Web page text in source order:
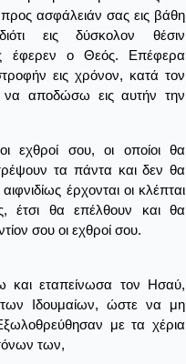
προς ασφάλειάν σας εις βάθη
εις δύσκολον θέσιν
έφερεν ο Θεός. Επέφερα
εις χρόνον, κατά τον
να αποδώσω εις αυτήν την
εχθροί σου, οι οποίοι θα
τα πάντα και δεν θα
έρχονται οι κλέπται
έτσι θα επέλθουν και θα
σου οι εχθροί σου.
εταπείνωσα τον Ησαύ,
Ιδουμαίων, ώστε να μη
με τα χέρια
των,